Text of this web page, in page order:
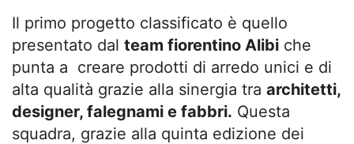
Il primo progetto classificato è quello
presentato dal team fiorentino Alibi che
punta a creare prodotti di arredo unici e di
alta qualità grazie alla sinergia tra architetti,
designer, falegnami e fabbri. Questa
squadra, grazie alla quinta edizione dei